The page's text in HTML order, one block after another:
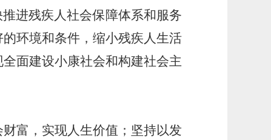
进残疾人社会保障体系和服务
环境和条件，缩小残疾人生活
面建设小康社会和构建社会主
富，实现人生价值；坚持以发